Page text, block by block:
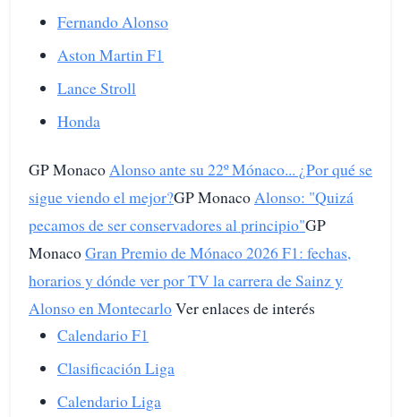
Fernando Alonso
Aston Martin F1
Lance Stroll
Honda
GP MonacoAlonso ante su 22º Mónaco... ¿Por qué se
sigue viendo el mejor?GP MonacoAlonso: "Quizá
pecamos de ser conservadores al principio"GP
MonacoGran Premio de Mónaco 2026 F1: fechas,
horarios y dónde ver por TV la carrera de Sainz y
Alonso en MontecarloVer enlaces de interés
Calendario F1
Clasificación Liga
Calendario Liga